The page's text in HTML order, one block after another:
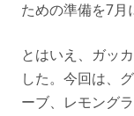
ための準備を7月
とはいえ、ガッ
した。今回は、
ーブ、レモング